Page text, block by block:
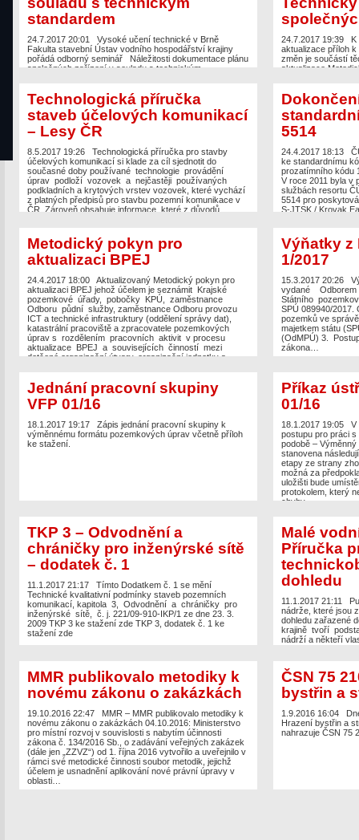
standardem
24.7.2017 20:01 Vysoké učení technické v Brně
Fakulta stavební Ústav vodního hospodářství krajiny
pořádá odborný seminář Náležitosti dokumentace plánu
společných zařízení v souladu s technickým
17, 602 00 Brno Seminář je určen pro pracovníky
pozemkových úřadů, členy RDK a zpracovatelé
projektových dokumentací KoPÚ Program…
24.7.2017 19:39
K
aktualizace příloh
změn je součástí
aktualizace
vyznačenými
standardu
standardu
Technologická příručka
staveb účelových komunikací
– Lesy ČR
8.5.2017 19:26 Technologická příručka pro stavby
účelových komunikací si klade za cíl sjednotit do
současné doby používané technologie provádění
úprav podloží vozovek a nejčastěji používaných
podkladních a krytových vrstev vozovek, které vychází
z platných předpisů pro stavbu pozemní komunikace v
ČR. Zároveň obsahuje informace, které z důvodů
5514
24.4.2017 18:13
ke standardnímu
prozatímního kódu
V roce 2011 byla v
službách resortu
5514 pro
S-JTSK / Krovak
Metodický pokyn pro
aktualizaci BPEJ
24.4.2017 18:00 Aktualizovaný Metodický pokyn pro
aktualizaci BPEJ jehož účelem je seznámit Krajské
pozemkové úřady, pobočky KPÚ, zaměstnance
Odboru půdní služby, zaměstnance Odboru provozu
ICT a technické infrastruktury (oddělení správy dat),
katastrální pracoviště a zpracovatele pozemkových
úprav s rozdělením pracovních aktivit v procesu
aktualizace BPEJ a souvisejících činností mezi
dotčené organizační útvary, organizační jednotky a
Výňatky z
1/2017
15.3.2017 20:26
vydané Odborem
Státního
SPÚ 089940/
pozemků ve
majetkem státu
(OdMPÚ) 3.
zákona…
Jednání pracovní skupiny
VFP 01/16
18.1.2017 19:17 Zápis jednání pracovní skupiny k
výměnnému formátu pozemkových úprav včetně příloh
ke stažení.
Příkaz
01/16
18.1.2017 19:05 V
postupu pro práci
podobě –
stanovena
etapy ze strany
možná za
uložišti bude
protokolem, který
chyby.
TKP 3 – Odvodnění a
chráničky pro inženýrské sítě
– dodatek č. 1
11.1.2017 21:17 Tímto Dodatkem č. 1 se mění
Technické kvalitativní podmínky staveb pozemních
komunikací, kapitola 3, Odvodnění a chráničky pro
inženýrské sítě, č. j. 221/09-910-IKP/1 ze dne 23. 3.
2009 TKP 3 ke stažení zde TKP 3, dodatek č. 1 ke
stažení zde
Malé
Příručka
dohledu
11.1.2017 21:11
nádrže, které jsou
dohledu zařazené
krajině tvoří
nádrží a někteří
MMR publikovalo metodiky k
novému zákonu o zakázkách
19.10.2016 22:47
MMR – MMR publikovalo metodiky k
novému zákonu o zakázkách 04.10.2016: Ministerstvo
pro místní rozvoj v souvislosti s nabytím účinnosti
zákona č. 134/2016 Sb., o zadávání veřejných zakázek
(dále jen „ZZVZ“) od 1. října 2016 vytvořilo a uveřejnilo v
rámci své metodické činnosti soubor metodik, jejichž
účelem je usnadnění aplikování nové právní úpravy v
oblasti…
ČSN 75
bystřin a
1.9.2016 16:04
Hrazení bystřin a
nahrazuje ČSN 75